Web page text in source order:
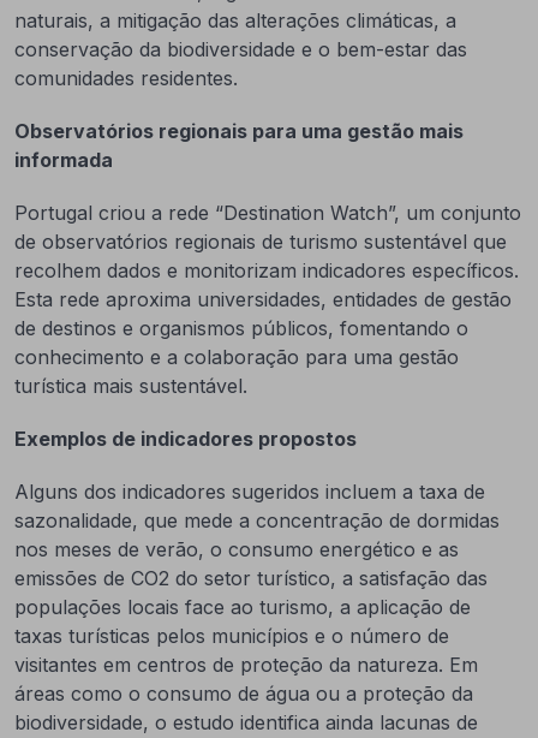
naturais, a mitigação das alterações climáticas, a
conservação da biodiversidade e o bem-estar das
comunidades residentes.
Observatórios regionais para uma gestão mais
informada
Portugal criou a rede “Destination Watch”, um conjunto
de observatórios regionais de turismo sustentável que
recolhem dados e monitorizam indicadores específicos.
Esta rede aproxima universidades, entidades de gestão
de destinos e organismos públicos, fomentando o
conhecimento e a colaboração para uma gestão
turística mais sustentável.
Exemplos de indicadores propostos
Alguns dos indicadores sugeridos incluem a taxa de
sazonalidade, que mede a concentração de dormidas
nos meses de verão, o consumo energético e as
emissões de CO2 do setor turístico, a satisfação das
populações locais face ao turismo, a aplicação de
taxas turísticas pelos municípios e o número de
visitantes em centros de proteção da natureza. Em
áreas como o consumo de água ou a proteção da
biodiversidade, o estudo identifica ainda lacunas de